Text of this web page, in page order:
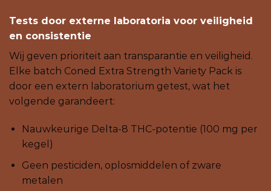
Tests door externe laboratoria voor veiligheid
en consistentie
Wij geven prioriteit aan transparantie en veiligheid.
Elke batch Coned Extra Strength Variety Pack is
door een extern laboratorium getest, wat het
volgende garandeert:
Nauwkeurige Delta-8 THC-potentie (100 mg per
kegel)
Geen pesticiden, oplosmiddelen of zware
metalen